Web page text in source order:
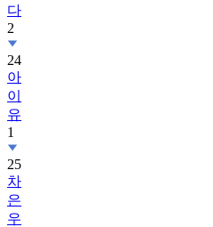
다
2
24
아
이
유
1
25
차
은
우